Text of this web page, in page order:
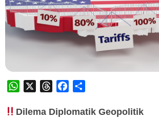
WhatsApp ThreadsFacebook
Dilema Diplomatik Geopolitik